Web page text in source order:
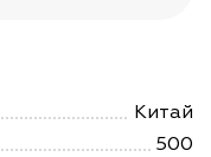
Китай
500